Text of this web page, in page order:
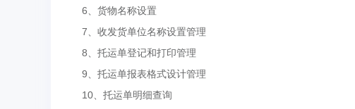
6、货物名称设置
7、收发货单位名称设置管理
8、托运单登记和打印管理
9、托运单报表格式设计管理
10、托运单明细查询